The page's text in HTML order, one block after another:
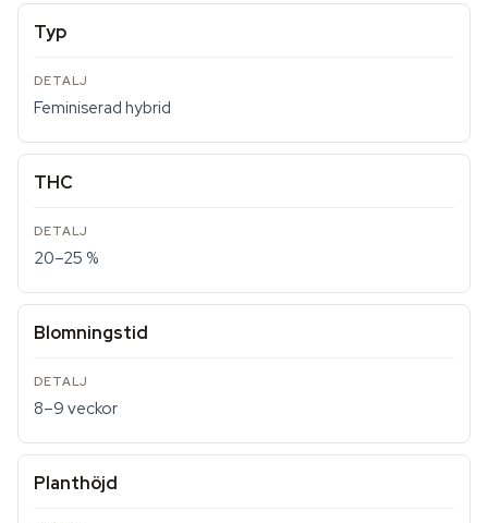
Typ
Feminiserad hybrid
THC
20–25 %
Blomningstid
8–9 veckor
Planthöjd